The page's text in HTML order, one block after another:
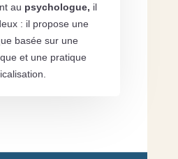
au psychologue, il
: il propose une
basée sur une
et une pratique